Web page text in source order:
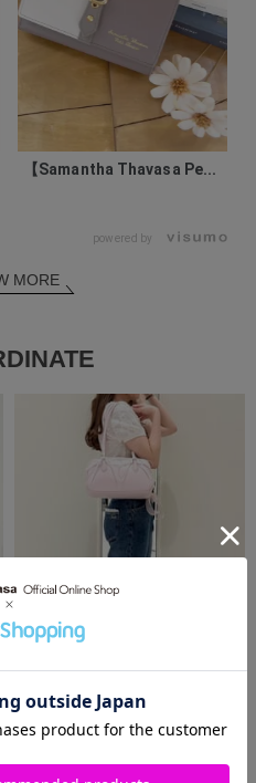
【Samantha Thavasa Pe...
powered by
MORE
2026.08.07